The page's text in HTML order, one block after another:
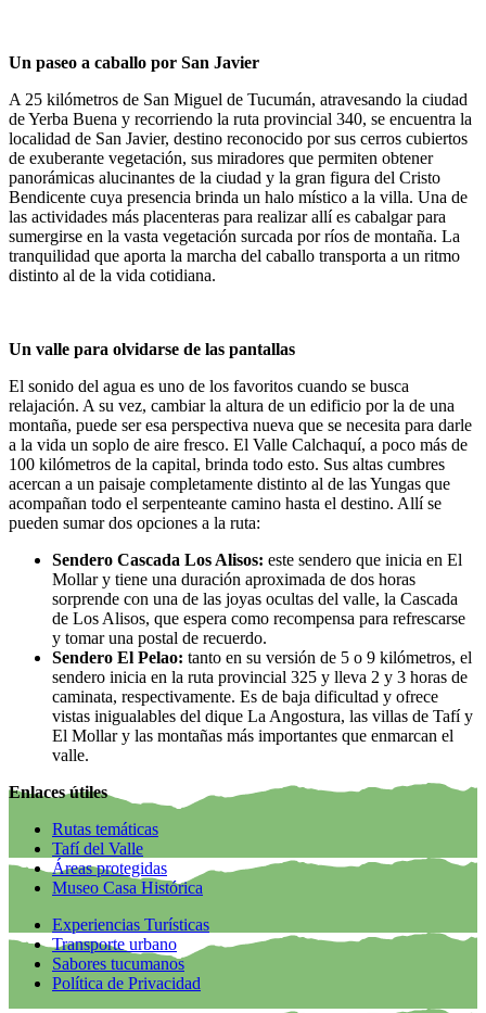
Un paseo a caballo por San Javier
A 25 kilómetros de San Miguel de Tucumán, atravesando la ciudad
de Yerba Buena y recorriendo la ruta provincial 340, se encuentra la
localidad de San Javier, destino reconocido por sus cerros cubiertos
de exuberante vegetación, sus miradores que permiten obtener
panorámicas alucinantes de la ciudad y la gran figura del Cristo
Bendicente cuya presencia brinda un halo místico a la villa. Una de
las actividades más placenteras para realizar allí es cabalgar para
sumergirse en la vasta vegetación surcada por ríos de montaña. La
tranquilidad que aporta la marcha del caballo transporta a un ritmo
distinto al de la vida cotidiana.
Un valle para olvidarse de las pantallas
El sonido del agua es uno de los favoritos cuando se busca
relajación. A su vez, cambiar la altura de un edificio por la de una
montaña, puede ser esa perspectiva nueva que se necesita para darle
a la vida un soplo de aire fresco. El Valle Calchaquí, a poco más de
100 kilómetros de la capital, brinda todo esto. Sus altas cumbres
acercan a un paisaje completamente distinto al de las Yungas que
acompañan todo el serpenteante camino hasta el destino. Allí se
pueden sumar dos opciones a la ruta:
Sendero Cascada Los Alisos: este sendero que inicia en El
Mollar y tiene una duración aproximada de dos horas
sorprende con una de las joyas ocultas del valle, la Cascada
de Los Alisos, que espera como recompensa para refrescarse
y tomar una postal de recuerdo.
Sendero El Pelao: tanto en su versión de 5 o 9 kilómetros, el
sendero inicia en la ruta provincial 325 y lleva 2 y 3 horas de
caminata, respectivamente. Es de baja dificultad y ofrece
vistas inigualables del dique La Angostura, las villas de Tafí y
El Mollar y las montañas más importantes que enmarcan el
valle.
Enlaces útiles
Rutas temáticas
Tafí del Valle
Áreas protegidas
Museo Casa Histórica
Experiencias Turísticas
Transporte urbano
Sabores tucumanos
Política de Privacidad